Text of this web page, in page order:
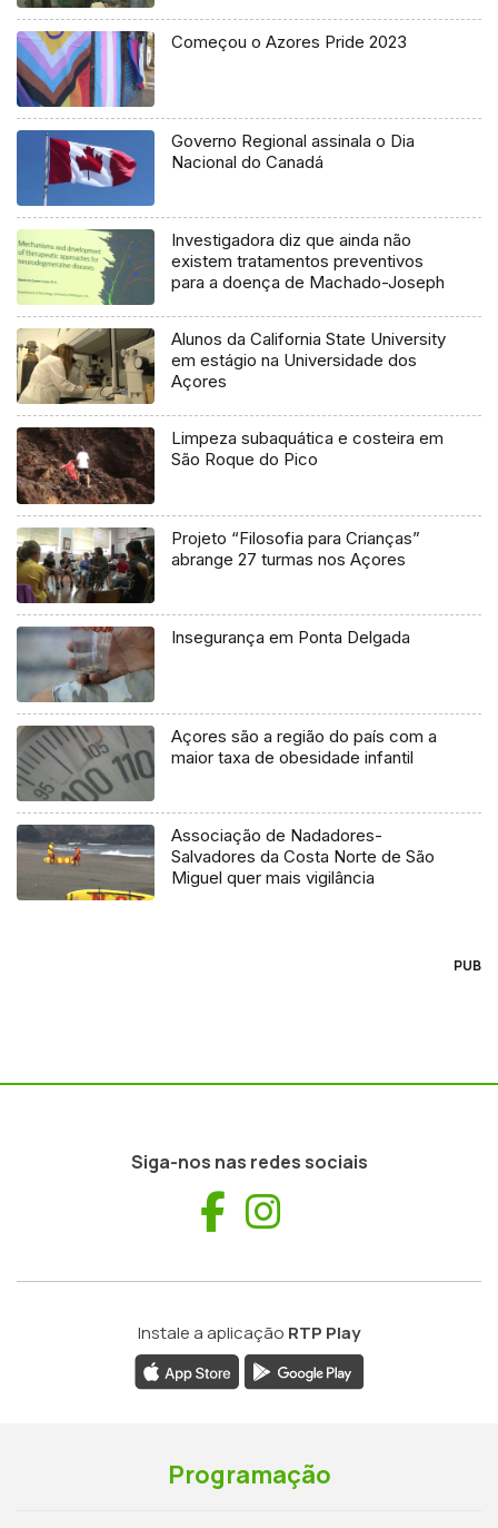
Começou o Azores Pride 2023
Governo Regional assinala o Dia
Nacional do Canadá
Investigadora diz que ainda não
existem tratamentos preventivos
para a doença de Machado-Joseph
Alunos da California State University
em estágio na Universidade dos
Açores
Limpeza subaquática e costeira em
São Roque do Pico
Projeto “Filosofia para Crianças”
abrange 27 turmas nos Açores
Insegurança em Ponta Delgada
Açores são a região do país com a
maior taxa de obesidade infantil
Associação de Nadadores-
Salvadores da Costa Norte de São
Miguel quer mais vigilância
PUB
Siga-nos nas redes sociais
Facebook
Instale a aplicação RTP Play
Programação